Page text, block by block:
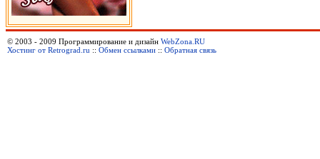
© 2003 - 2009 Программирование и дизайн WebZona.RU
Хостинг от Retrograd.ru :: Обмен ссылками :: Обратная связь